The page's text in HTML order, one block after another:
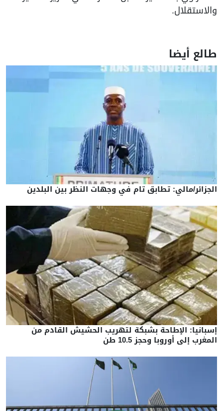
والاستقلال.
طالع أيضا
الجزائر/مالي: تطابق تام في وجهات النظر بين البلدين
إسبانيا: الإطاحة بشبكة لتهريب الحشيش القادم من
المغرب إلى أوروبا وحجز 10.5 طن